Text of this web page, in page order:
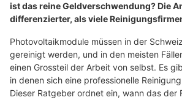
ist das reine Geldverschwendung? Die
differenzierter, als viele
Photovoltaikmodule müssen in der
gereinigt werden, und in den meisten
einen Grossteil der Arbeit von selbst. Es
in denen sich eine professionelle
Dieser Ratgeber ordnet ein, wann das der